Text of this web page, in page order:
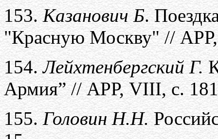
153.Казанович Б.
"Красную Москву" //
154.Лейхтенбергский Г.
Армия” // АРР, VIII, с.
155.Головин Н.Н.